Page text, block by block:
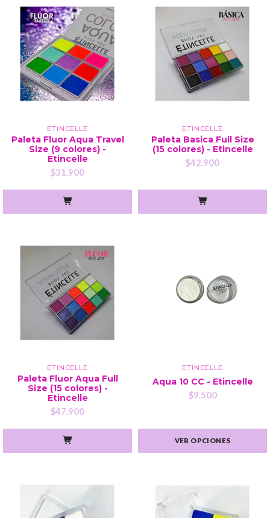
ETINCELLE
Paleta Fluor Aqua Travel
Size (9 colores) -
Etincelle
$31.900
ETINCELLE
Paleta Basica Full Size
(15 colores) - Etincelle
$42.900
ETINCELLE
Paleta Fluor Aqua Full
Size (15 colores) -
Etincelle
$47.900
ETINCELLE
Aqua 10 CC - Etincelle
$9.500
VER OPCIONES